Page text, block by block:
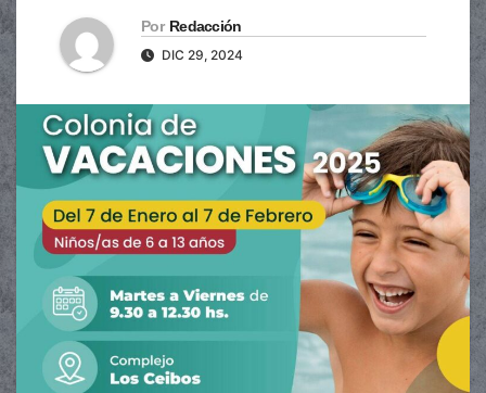
Por Redacción
DIC 29, 2024